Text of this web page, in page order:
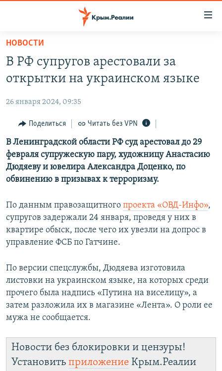
Вернуться
основному
содержанию
Вернутся
навигации
Вернутся
поиску
СПЕЦПРОЕКТЫ
КАРТА ВОЕННЫХ ОБЪЕКТОВ КРЫМА
11 ЛЕТ ОККУПАЦИИ КРЫМА. 11 ИСТОРИЙ СОПРОТИВЛЕНИЯ
ВОДА
ИСТОРИЯ
ЕЩЕ
ИНТЕРАКТИВ
ИНФОГРАФИКА
ТЕЛЕПРОЕКТ КРЫМ.РЕАЛИИ
ПОБЕДИТЕЛЕЙ НЕ СУДЯТ?
ELIFBE
УКРАИНСКАЯ ПРОБЛЕМА КРЫМА
РАДІО СВОБОДА
КАК ОБОЙТИ БЛОКИРОВКУ
Qırımtatar
ПРИСОЕДИНЯЙТЕСЬ!
Все сайты RFE/RL
НОВОСТИ
В РФ супругов арестовали за
открытки на украинском языке
26 января 2024, 09:35
Поделиться Читать без VPN
В Ленинградской области РФ суд арестовал до 29
февраля супружескую пару, художницу Анастасию
Дюдяеву и ювелира Александра Доценко, по
обвинению в призывах к терроризму.
По данным правозащитного проекта «ОВД-Инфо»,
супругов задержали 24 января, проведя у них в
квартире обыск, после чего их увезли на допрос в
управление ФСБ по Гатчине.
По версии спецслужбы, Дюдяева изготовила
листовки на украинском языке, на которых среди
прочего была надпись «Путина на виселицу», а
затем разложила их в магазине «Лента». О роли ее
мужа не сообщается.
Новости без блокировки и цензуры!
Установить приложение Крым.Реалии